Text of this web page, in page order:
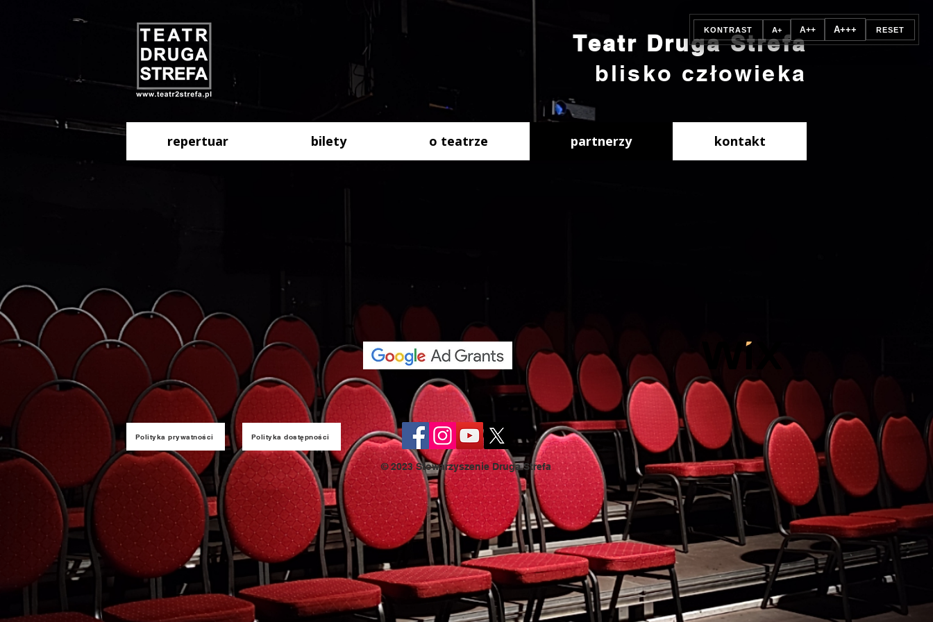
Teatr Druga Strefa
blisko człowieka
repertuar bilety o teatrze partnerzy kontakt
Polityka dostępności
Polityka prywatności
© 2023 Stowarzyszenie Druga Strefa
KONTRAST A+ A++ A+++ RESET